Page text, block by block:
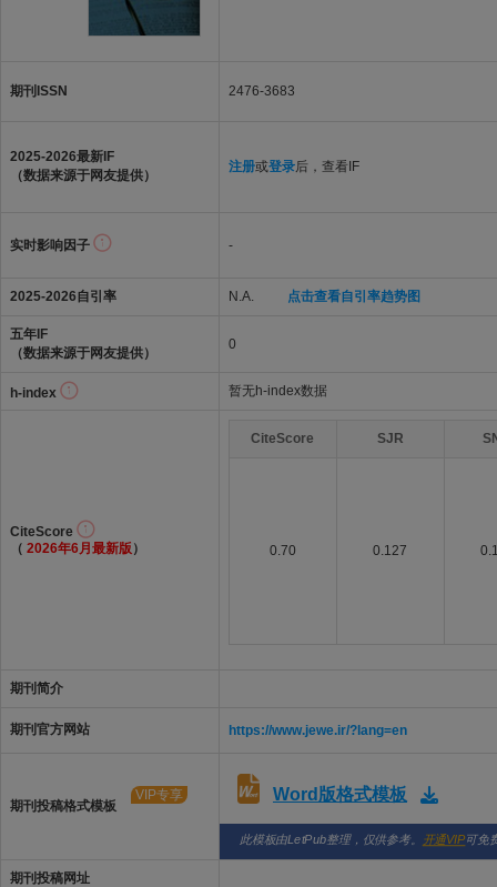
期刊ISSN 2476-3683
2025-2026最新IF
（数据来源于网友提供）
注册或登录后，查看IF
实时影响因子 -
2025-2026自引率 N.A. 点击查看自引率趋势图
五年IF
（数据来源于网友提供）
0
h-index 暂无h-index数据
CiteScore
（ 2026年6月最新版 ）
CiteScore SJR
0.70 0.127
期刊简介
期刊官方网站 https://www.jewe.ir/?lang=en
期刊投稿格式模板
VIP专享 Word版格式模板
此模板由LetPub整理，仅供参考。 开通VIP可免
期刊投稿网址